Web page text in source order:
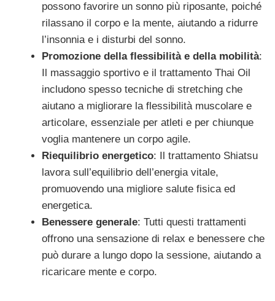
possono favorire un sonno più riposante, poiché
rilassano il corpo e la mente, aiutando a ridurre
l’insonnia e i disturbi del sonno.
Promozione della flessibilità e della mobilità:
Il massaggio sportivo e il trattamento Thai Oil
includono spesso tecniche di stretching che
aiutano a migliorare la flessibilità muscolare e
articolare, essenziale per atleti e per chiunque
voglia mantenere un corpo agile.
Riequilibrio energetico: Il trattamento Shiatsu
lavora sull’equilibrio dell’energia vitale,
promuovendo una migliore salute fisica ed
energetica.
Benessere generale: Tutti questi trattamenti
offrono una sensazione di relax e benessere che
può durare a lungo dopo la sessione, aiutando a
ricaricare mente e corpo.